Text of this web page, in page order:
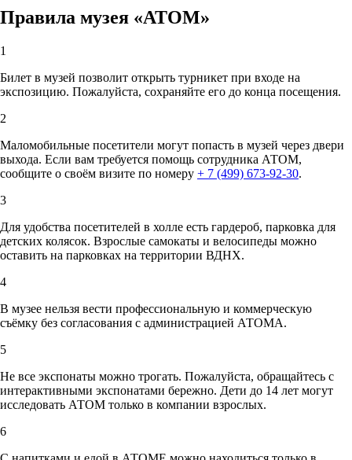
Правила музея «АТОМ»
1
Билет в музей позволит открыть турникет при входе на
экспозицию. Пожалуйста, сохраняйте его до конца посещения.
2
Маломобильные посетители могут попасть в музей через двери
выхода. Если вам требуется помощь сотрудника АТОМ,
сообщите о своём визите по номеру + 7 (499) 673-92-30.
3
Для удобства посетителей в холле есть гардероб, парковка для
детских колясок. Взрослые самокаты и велосипеды можно
оставить на парковках на территории ВДНХ.
4
В музее нельзя вести профессиональную и коммерческую
съёмку без согласования с администрацией АТОМА.
5
Не все экспонаты можно трогать. Пожалуйста, обращайтесь с
интерактивными экспонатами бережно. Дети до 14 лет могут
исследовать АТОМ только в компании взрослых.
6